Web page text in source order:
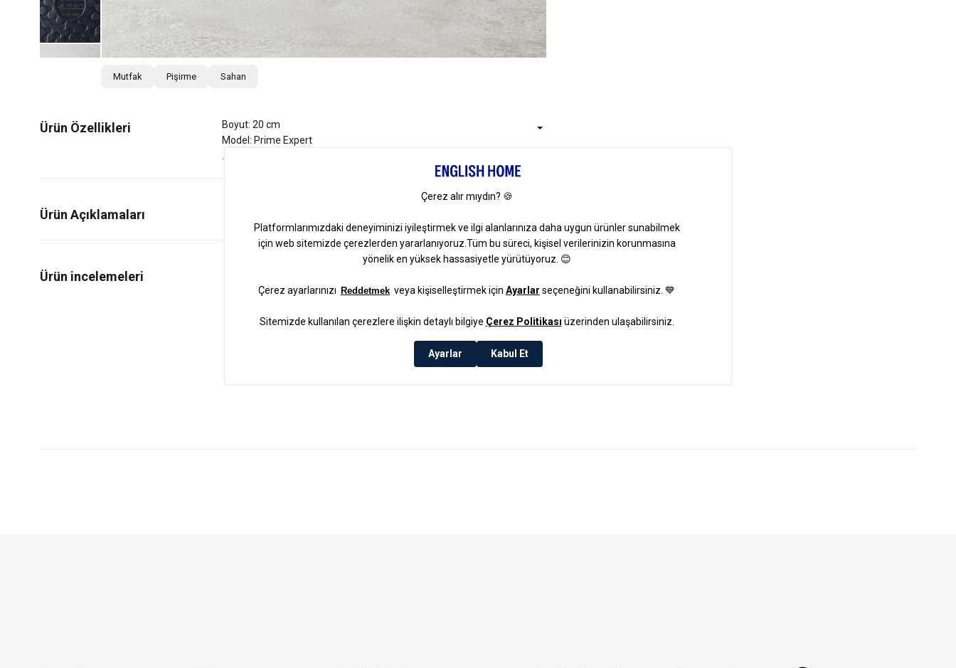
Mutfak Pişirme Sahan
Ürün Özellikleri
Boyut: 20 cm
Model: Prime Expert
Ürün Açıklamaları